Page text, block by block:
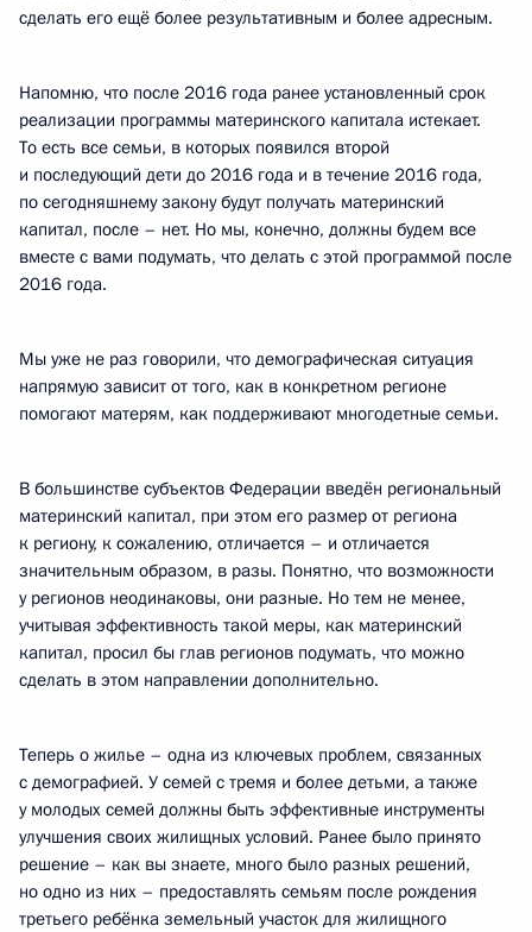
сделать его ещё более результативным и более адресным.
Напомню, что после 2016 года ранее установленный срок
реализации программы материнского капитала истекает.
То есть все семьи, в которых появился второй
и последующий дети до 2016 года и в течение 2016 года,
по сегодняшнему закону будут получать материнский
капитал, после – нет. Но мы, конечно, должны будем все
вместе с вами подумать, что делать с этой программой после
2016 года.
Мы уже не раз говорили, что демографическая ситуация
напрямую зависит от того, как в конкретном регионе
помогают матерям, как поддерживают многодетные семьи.
В большинстве субъектов Федерации введён региональный
материнский капитал, при этом его размер от региона
к региону, к сожалению, отличается – и отличается
значительным образом, в разы. Понятно, что возможности
у регионов неодинаковы, они разные. Но тем не менее,
учитывая эффективность такой меры, как материнский
капитал, просил бы глав регионов подумать, что можно
сделать в этом направлении дополнительно.
Теперь о жилье – одна из ключевых проблем, связанных
с демографией. У семей с тремя и более детьми, а также
у молодых семей должны быть эффективные инструменты
улучшения своих жилищных условий. Ранее было принято
решение – как вы знаете, много было разных решений,
но одно из них – предоставлять семьям после рождения
третьего ребёнка земельный участок для жилищного